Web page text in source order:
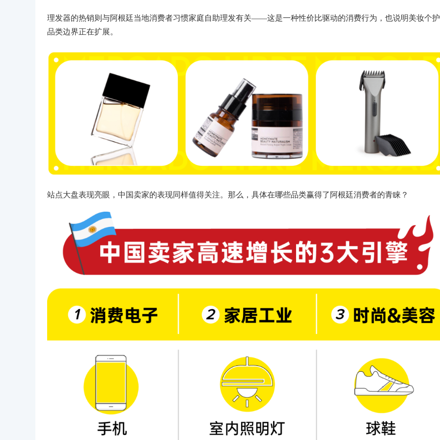
理发器的热销则与阿根廷当地消费者习惯家庭自助理发有关——这是一种性价比驱动的消费行为，也说明美妆个
品类边界正在扩展。
站点大盘表现亮眼，中国卖家的表现同样值得关注。那么，具体在哪些品类赢得了阿根廷消费者的青睐？